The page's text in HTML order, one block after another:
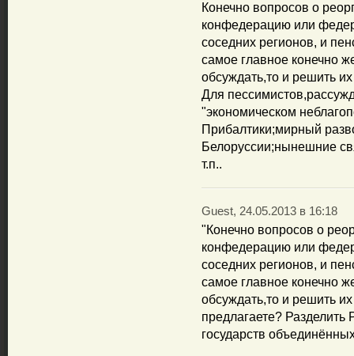
Конечно вопросов о
конфедерацию или
соседних регионов, и
самое главное конечно
обсуждать,то и решить
Для
"экономическом
Прибалтики;мирный
Белоруссии;нынешние
т.п..
Guest, 24.05.2013 в 16:18
"Конечно вопросов о
конфедерацию или
соседних регионов, и
самое главное конечно
обсуждать,то и решить
предлагаете?
государств